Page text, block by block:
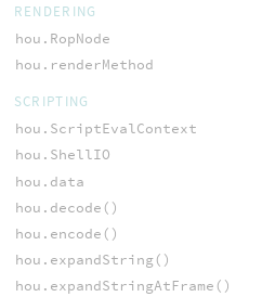
RENDERING
hou.RopNode
hou.renderMethod
SCRIPTING
hou.ScriptEvalContext
hou.ShellIO
hou.data
hou.decode()
hou.encode()
hou.expandString()
hou.expandStringAtFrame()